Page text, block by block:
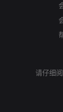
请仔细